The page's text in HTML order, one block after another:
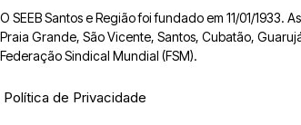
O SEEB Santos e Região foi fundado em 11/01/
Praia Grande, São Vicente, Santos, Cubatão,
Federação Sindical Mundial (FSM).
Política de Privacidade